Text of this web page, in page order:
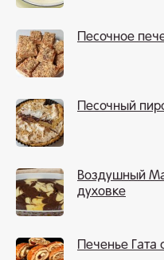
Песочное
Песочный
Воздушный
духовке
Печенье Гата